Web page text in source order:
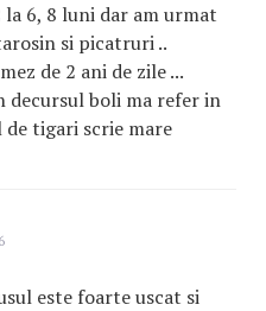
6, 8 luni dar am urmat
si picatruri ..
de 2 ani de zile ...
decursul boli ma refer in
de tigari scrie mare
este foarte uscat si